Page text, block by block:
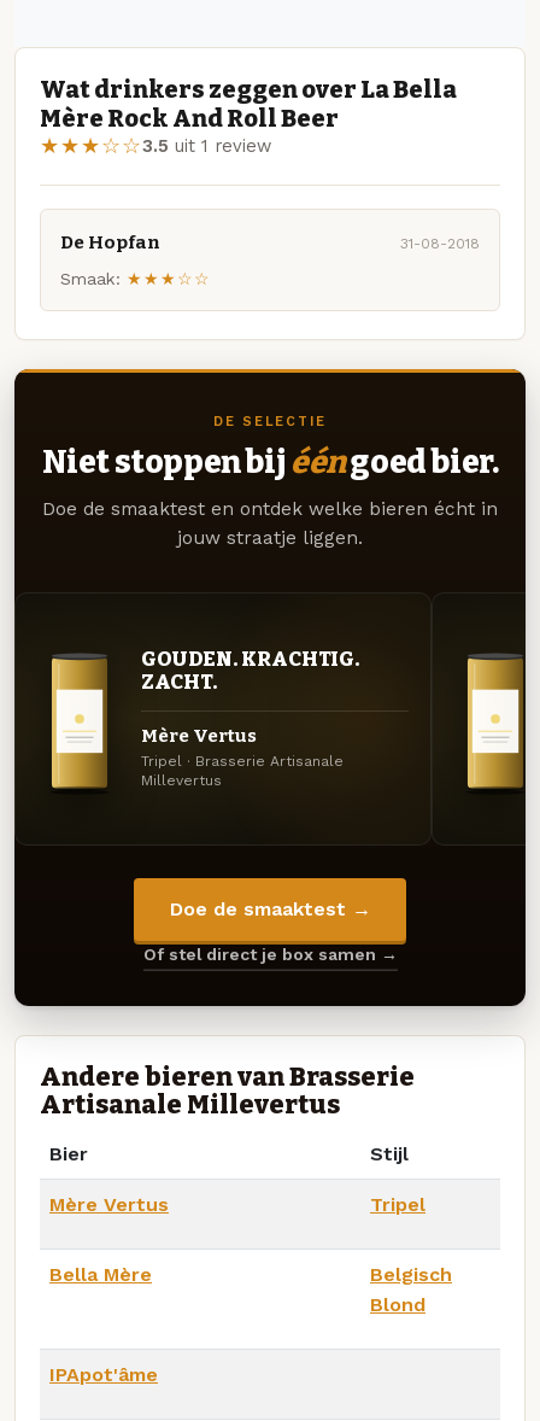
Wat drinkers zeggen over La Bella
Mère Rock And Roll Beer
★★★☆☆3.5 uit 1 review
De Hopfan 31-08-2018
Smaak: ★★★☆☆
DE SELECTIE
Niet stoppen bij ééngoed bier.
Doe de smaaktest en ontdek welke bieren écht in
jouw straatje liggen.
GOUDEN. KRACHTIG.
ZACHT.
Mère Vertus
Tripel · Brasserie Artisanale
Millevertus
Doe de smaaktest →
Of stel direct je box samen →
Andere bieren van Brasserie
Artisanale Millevertus
Bier Stijl
Mère Vertus Tripel
Bella Mère
Belgisch
Blond
IPApot'âme